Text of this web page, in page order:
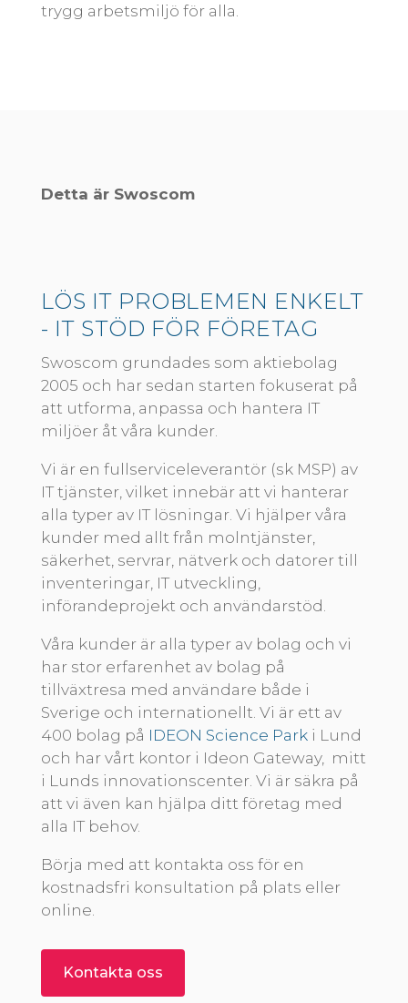
trygg arbetsmiljö för alla.
Detta är Swoscom
LÖS IT PROBLEMEN ENKELT
- IT STÖD FÖR FÖRETAG
Swoscom grundades som aktiebolag
2005 och har sedan starten fokuserat på
att utforma, anpassa och hantera IT
miljöer åt våra kunder.
Vi är en fullserviceleverantör (sk MSP) av
IT tjänster, vilket innebär att vi hanterar
alla typer av IT lösningar. Vi hjälper våra
kunder med allt från molntjänster,
säkerhet, servrar, nätverk och datorer till
inventeringar, IT utveckling,
införandeprojekt och användarstöd.
Våra kunder är alla typer av bolag och vi
har stor erfarenhet av bolag på
tillväxtresa med användare både i
Sverige och internationellt. Vi är ett av
400 bolag på IDEON Science Parki Lund
och har vårt kontor i Ideon Gateway, mitt
i Lunds innovationscenter. Vi är säkra på
att vi även kan hjälpa ditt företag med
alla IT behov.
Börja med att kontakta oss för en
kostnadsfri konsultation på plats eller
online.
Kontakta oss